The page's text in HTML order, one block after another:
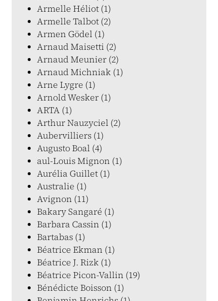
Armelle Héliot (1)
Armelle Talbot (2)
Armen Gödel (1)
Arnaud Maisetti (2)
Arnaud Meunier (2)
Arnaud Michniak (1)
Arne Lygre (1)
Arnold Wesker (1)
ARTA (1)
Arthur Nauzyciel (2)
Aubervilliers (1)
Augusto Boal (4)
aul-Louis Mignon (1)
Aurélia Guillet (1)
Australie (1)
Avignon (11)
Bakary Sangaré (1)
Barbara Cassin (1)
Bartabas (1)
Béatrice Ekman (1)
Béatrice J. Rizk (1)
Béatrice Picon-Vallin (19)
Bénédicte Boisson (1)